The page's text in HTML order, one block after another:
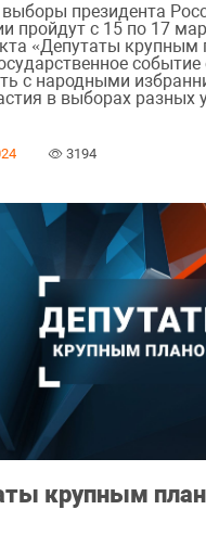
президента
пройдут с 15 по 17
«Депутаты крупным
с народными
в выборах разных
3194
крупным